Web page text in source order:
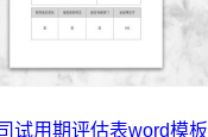
试用期评估表word模板